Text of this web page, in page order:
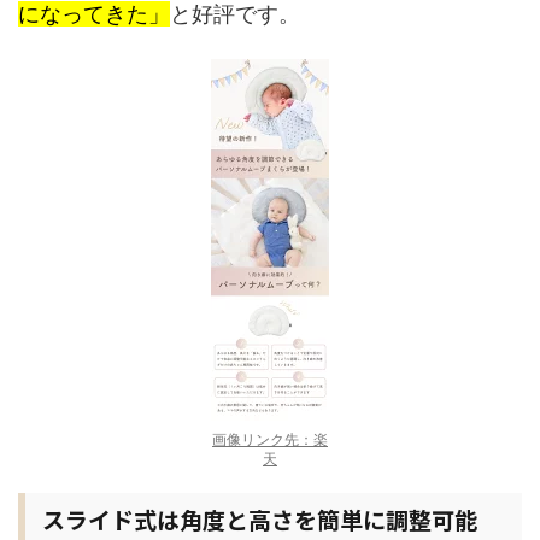
になってきた」
と好評です。
画像リンク先：楽
天
スライド式は角度と高さを簡単に調整可能